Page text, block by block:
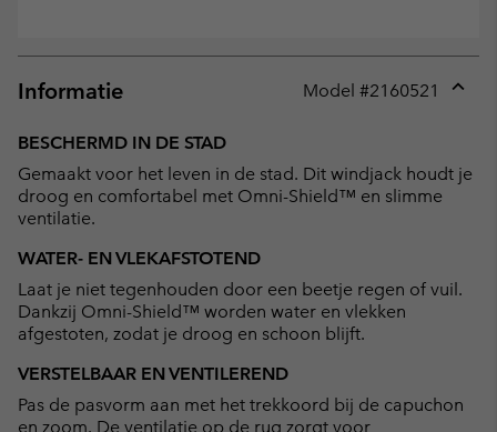
Informatie Model #2160521
BESCHERMD IN DE STAD
Gemaakt voor het leven in de stad. Dit windjack houdt je
droog en comfortabel met Omni-Shield™ en slimme
ventilatie.
WATER- EN VLEKAFSTOTEND
Laat je niet tegenhouden door een beetje regen of vuil.
Dankzij Omni-Shield™ worden water en vlekken
afgestoten, zodat je droog en schoon blijft.
VERSTELBAAR EN VENTILEREND
Pas de pasvorm aan met het trekkoord bij de capuchon
en zoom. De ventilatie op de rug zorgt voor